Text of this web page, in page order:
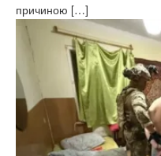
причиною […]